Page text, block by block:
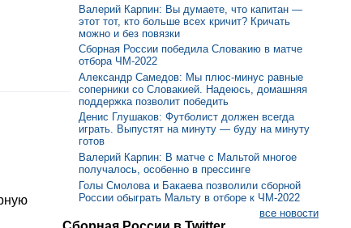
Валерий Карпин: Вы думаете, что капитан —
этот тот, кто больше всех кричит? Кричать
можно и без повязки
Сборная России победила Словакию в матче
отбора ЧМ-2022
Александр Самедов: Мы плюс-минус равные
соперники со Словакией. Надеюсь, домашняя
поддержка позволит победить
Денис Глушаков: Футболист должен всегда
играть. Выпустят на минуту — буду на минуту
готов
Валерий Карпин: В матче с Мальтой многое
получалось, особенно в прессинге
Голы Смолова и Бакаева позволили сборной
России обыграть Мальту в отборе к ЧМ-2022
все новости